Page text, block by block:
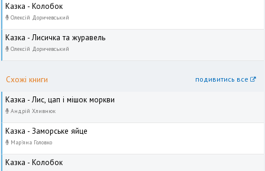
Казка - Колобок
Олексій Доричевський
Казка - Лисичка та журавель
Олексій Доричевський
Схожі книги подивитись все
Казка - Лис, цап і мішок моркви
Андрій Хливнюк
Казка - Заморське яйце
Мар'яна Головко
Казка - Колобок